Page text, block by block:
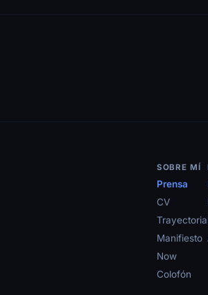
SOBRE MÍ
Prensa
CV
Trayectoria
Manifiesto
Now
Colofón